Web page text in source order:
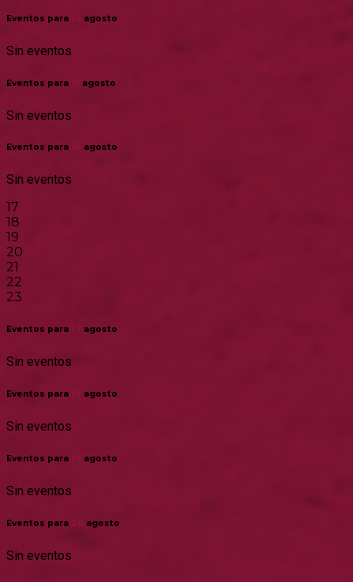
Eventos para agosto
Sin eventos
Eventos para agosto
Sin eventos
Eventos para agosto
Sin eventos
17
18
19
20
21
22
23
Eventos para agosto
Sin eventos
Eventos para agosto
Sin eventos
Eventos para agosto
Sin eventos
Eventos para agosto
Sin eventos